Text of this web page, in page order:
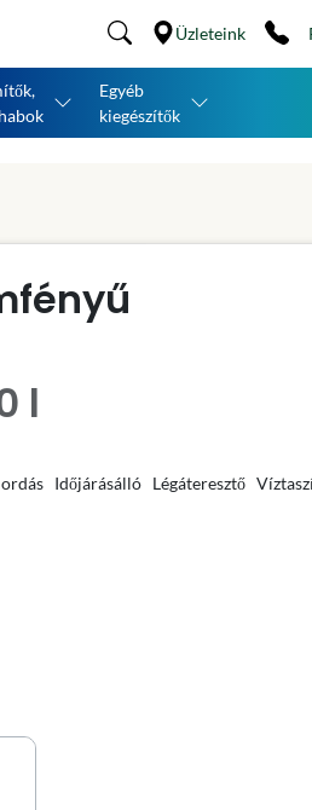
Üzleteink
Egyéb
kiegészítők
l
Időjárásálló Légáteresztő